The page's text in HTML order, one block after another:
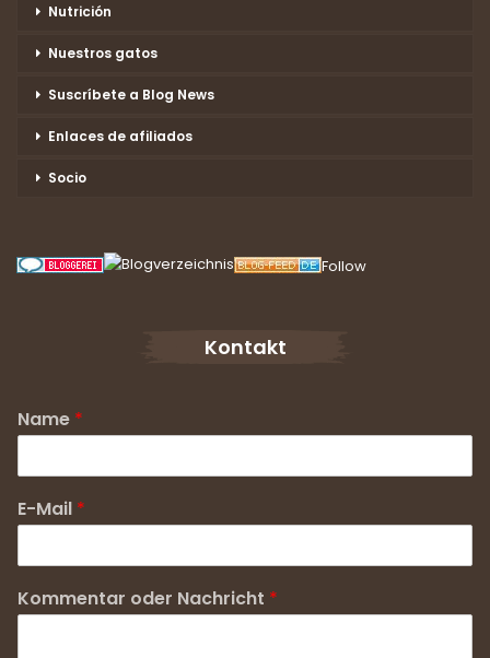
Nutrición
Nuestros gatos
Suscríbete a Blog News
Enlaces de afiliados
Socio
Follow
Kontakt
Name *
E-Mail *
Kommentar oder Nachricht *